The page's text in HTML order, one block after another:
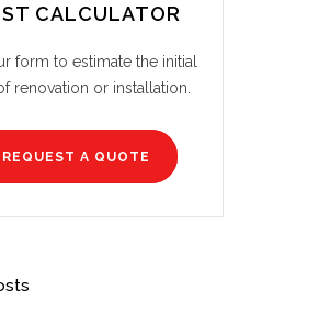
CALCULATOR
form to estimate the initial
renovation or installation.
REQUEST A QUOTE